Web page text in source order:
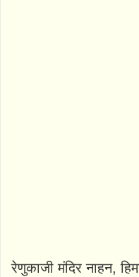
रेणुकाजी मंदिर नाहन,